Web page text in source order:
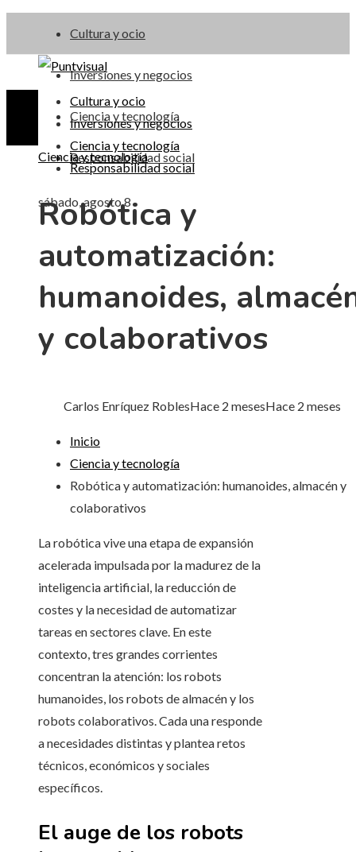
Cultura y ocio
Inversiones y negocios
Ciencia y tecnología
Responsabilidad social
sábado, agosto 8
Cultura y ocio
Inversiones y negocios
Ciencia y tecnología
Responsabilidad social
Ciencia y tecnología
Robótica y
automatización:
humanoides,
y colaborativos
Carlos Enríquez RoblesHace 2 mesesHace 2 meses
Inicio
Ciencia y tecnología
Robótica y automatización: humanoides, almacén y
colaborativos
La robótica vive una etapa de expansión
acelerada impulsada por la madurez de la
inteligencia artificial, la reducción de
costes y la necesidad de automatizar
tareas en sectores clave. En este
contexto, tres grandes corrientes
concentran la atención: los robots
humanoides, los robots de almacén y los
robots colaborativos. Cada una responde
a necesidades distintas y plantea retos
técnicos, económicos y sociales
específicos.
El auge de los robots